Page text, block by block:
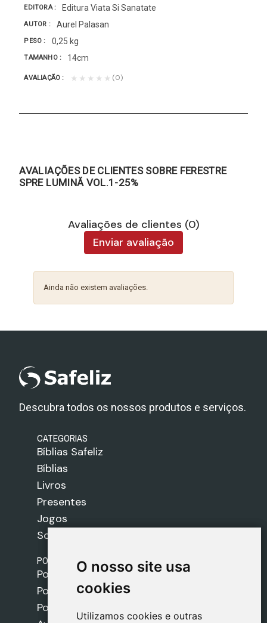
O nosso site usa
cookies
Utilizamos cookies e outras
O nosso site usa
cookies
Utilizamos cookies e outras
EDITORA Editura Viata Si Sanatate
AUTOR Aurel Palasan
PESO 0,25 kg
TAMANHO 14cm
AVALIAÇÃO ★★★★★ (0)
AVALIAÇÕES DE CLIENTES SOBRE FERESTRE
SPRE LUMINĂ VOL.1-25%
Avaliações de clientes (0)
Enviar avaliação
Ainda não existem avaliações.
Descubra todos os nossos produtos e serviços.
CATEGORIAS
Bíblias Safeliz
Bíblias
Livros
Presentes
Jogos
Sobre nós
POLÍTICAS
Política de Envios
Política de Cookies
Política de Privacidade